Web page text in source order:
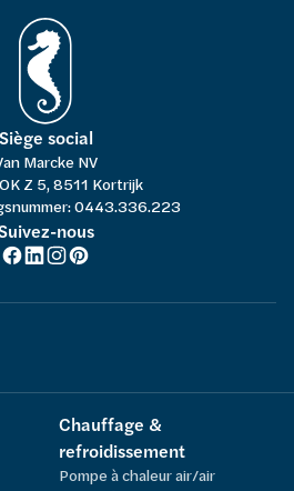
Siège social
Marcke NV
Z 5, 8511 Kortrijk
0443.336.223
nous
Chauffage &
refroidissement
Pompe à chaleur air/air